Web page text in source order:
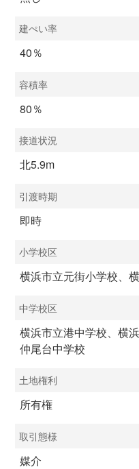
建ぺい率
40％
容積率
80％
接道状況
北5.9m
引渡時期
即時
小学校区
横浜市立元街小学校、
中学校区
横浜市立港中学校、横
仲尾台中学校
土地権利
所有権
取引態様
媒介